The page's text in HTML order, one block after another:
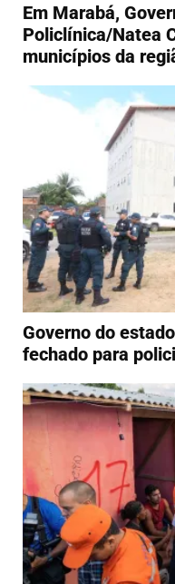
Em Marabá,
Policlínica/Natea
municípios da
Governo do
fechado para